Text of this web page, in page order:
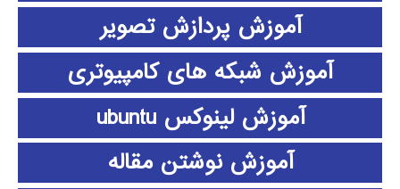
آموزش پردازش تصویر
آموزش شبکه های کامپیوتری
آموزش لینوکس ubuntu
آموزش نوشتن مقاله